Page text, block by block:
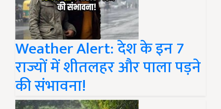
Weather Alert: देश के इन 7
राज्यों में शीतलहर और पाला पड़ने
की संभावना!